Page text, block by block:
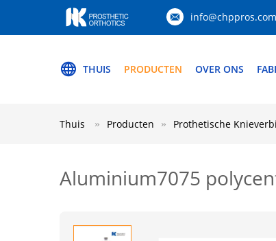
info@chppros.com
THUIS PRODUCTEN OVER ONS
Thuis Producten Prothetische
Aluminium7075